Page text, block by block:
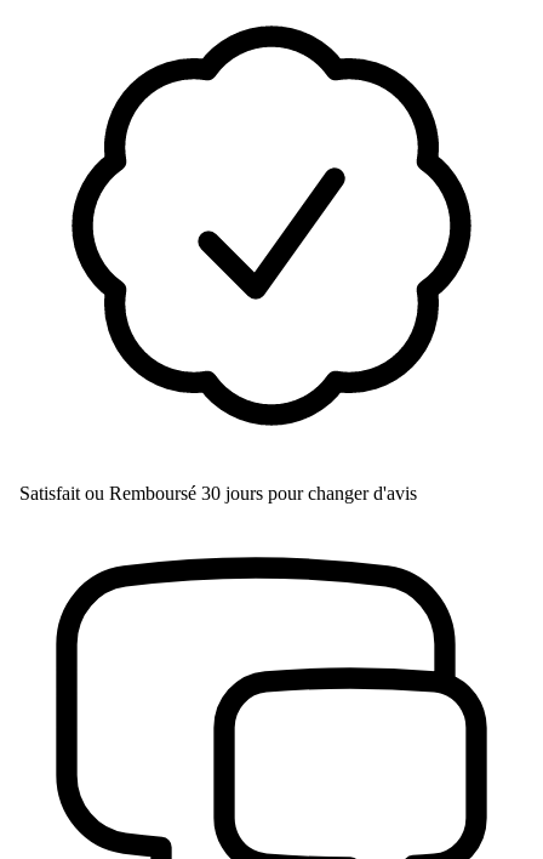
Satisfait ou Remboursé 30 jours pour changer d'avis